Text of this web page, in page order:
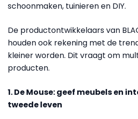
schoonmaken, tuinieren en DIY.
De productontwikkelaars van
houden ook rekening met de
kleiner worden. Dit vraagt om
producten.
1. De Mouse: geef meubels en
tweede leven